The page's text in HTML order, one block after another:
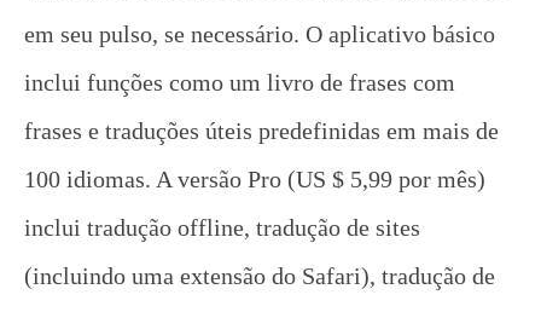
em seu pulso, se necessário. O aplicativo básico
inclui funções como um livro de frases com
frases e traduções úteis predefinidas em mais de
100 idiomas. A versão Pro (US $ 5,99 por mês)
inclui tradução offline, tradução de sites
(incluindo uma extensão do Safari), tradução de